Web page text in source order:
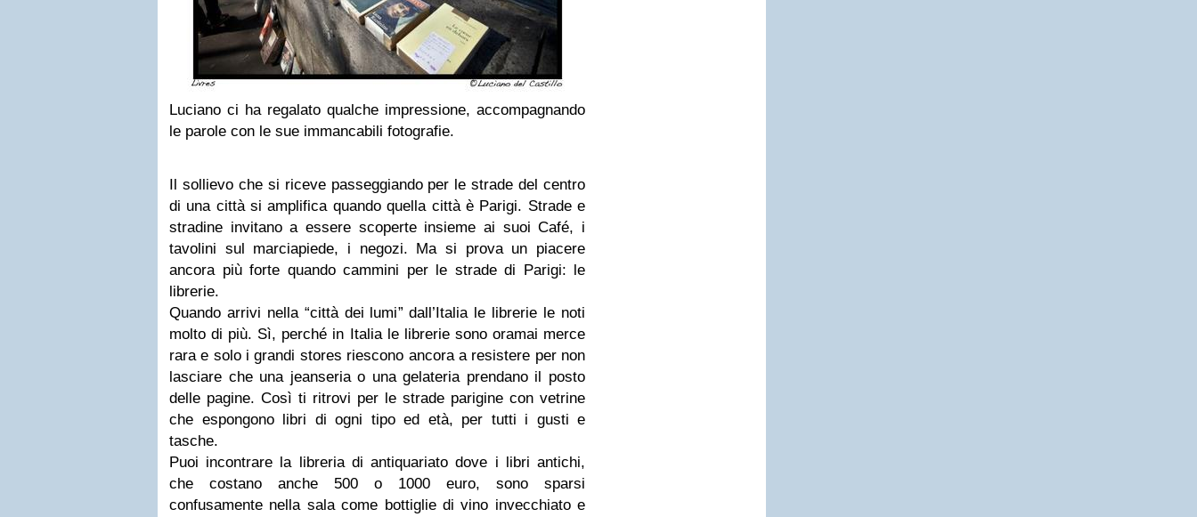
Luciano ci ha regalato qualche impressione, accompagnando
le parole con le sue immancabili fotografie.
Il sollievo che si riceve passeggiando per le strade del centro
di una città si amplifica quando quella città è Parigi. Strade e
stradine invitano a essere scoperte insieme ai suoi Café, i
tavolini sul marciapiede, i negozi. Ma si prova un piacere
ancora più forte quando cammini per le strade di Parigi: le
librerie.
Quando arrivi nella “città dei lumi” dall’Italia le librerie le noti
molto di più. Sì, perché in Italia le librerie sono oramai merce
rara e solo i grandi stores riescono ancora a resistere per non
lasciare che una jeanseria o una gelateria prendano il posto
delle pagine. Così ti ritrovi per le strade parigine con vetrine
che espongono libri di ogni tipo ed età, per tutti i gusti e
tasche.
Puoi incontrare la libreria di antiquariato dove i libri antichi,
che costano anche 500 o 1000 euro, sono sparsi
confusamente nella sala come bottiglie di vino invecchiato e